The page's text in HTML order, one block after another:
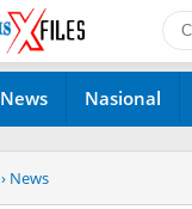
News Nasional
› News